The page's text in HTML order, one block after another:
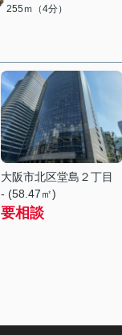
255ｍ（4分）
大阪市北区堂島２丁目
- (58.47㎡)
要相談